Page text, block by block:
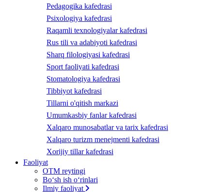
Pedagogika kafedrasi
Psixologiya kafedrasi
Raqamli texnologiyalar kafedrasi
Rus tili va adabiyoti kafedrasi
Sharq filologiyasi kafedrasi
Sport faoliyati kafedrasi
Stomatologiya kafedrasi
Tibbiyot kafedrasi
Tillarni o'qitish markazi
Umumkasbiy fanlar kafedrasi
Xalqaro munosabatlar va tarix kafedrasi
Xalqaro turizm menejmenti kafedrasi
Xorijiy tillar kafedrasi
Faoliyat
OTM reytingi
Bo‘sh ish o‘rinlari
Ilmiy faoliyat